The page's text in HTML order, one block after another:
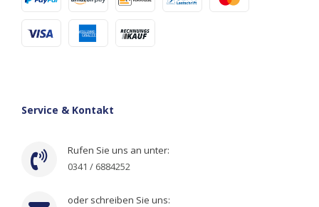
Service & Kontakt
Rufen Sie uns an unter:
0341 / 6884252
oder schreiben Sie uns: